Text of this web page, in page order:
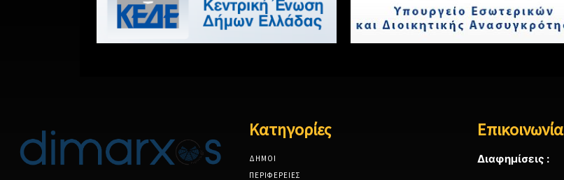
Κατηγορίες
ΔΗΜΟΙ
ΠΕΡΙΦΕΡΕΙΕΣ
Επικοινωνία
Διαφημίσεις :